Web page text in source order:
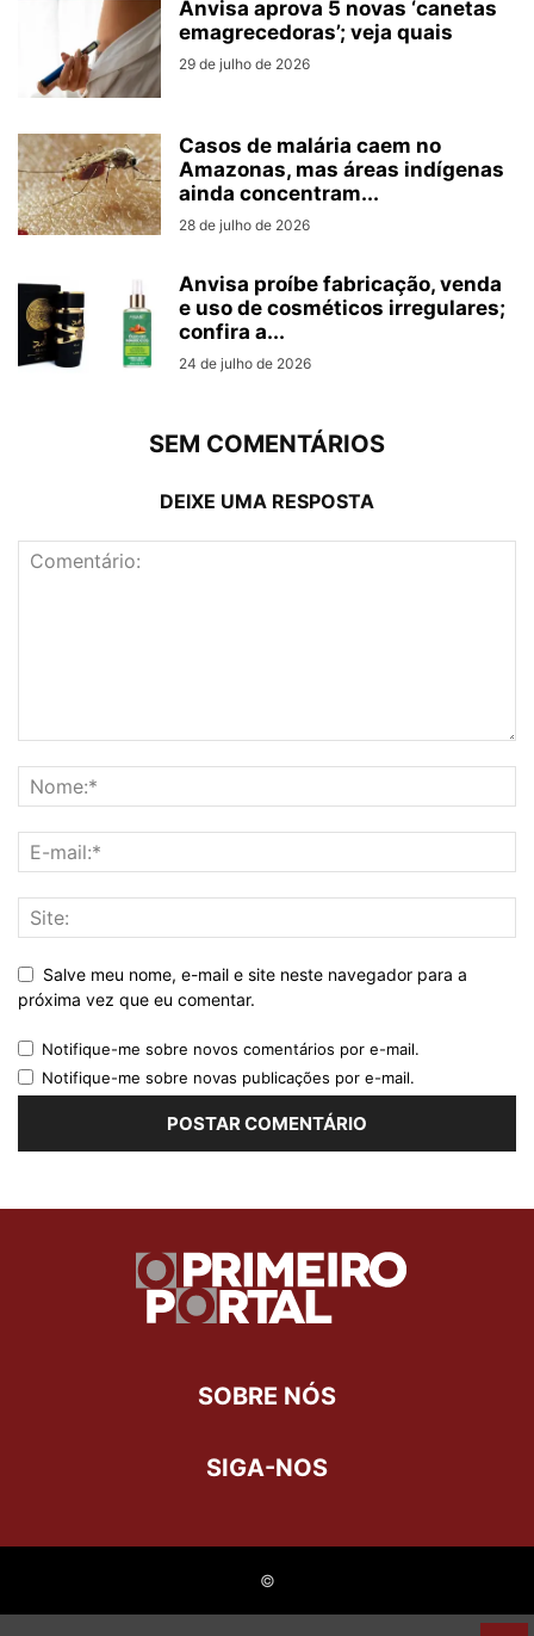
Anvisa aprova 5 novas ‘canetas
emagrecedoras’; veja quais
29 de julho de 2026
Casos de malária caem no
Amazonas, mas áreas indígenas
ainda concentram...
28 de julho de 2026
Anvisa proíbe fabricação, venda
e uso de cosméticos irregulares;
confira a...
24 de julho de 2026
SEM COMENTÁRIOS
DEIXE UMA RESPOSTA
Salve meu nome, e-mail e site neste navegador para a
próxima vez que eu comentar.
Notifique-me sobre novos comentários por e-mail.
Notifique-me sobre novas publicações por e-mail.
SOBRE NÓS
SIGA-NOS
©